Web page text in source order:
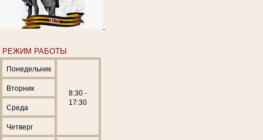
РЕЖИМ РАБОТЫ
Понедельник
8:30 -
17:30
Вторник
Среда
Четверг